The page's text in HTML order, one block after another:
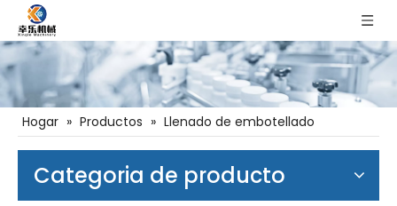
Hogar » Productos » Llenado de embotellado
Categoria de producto